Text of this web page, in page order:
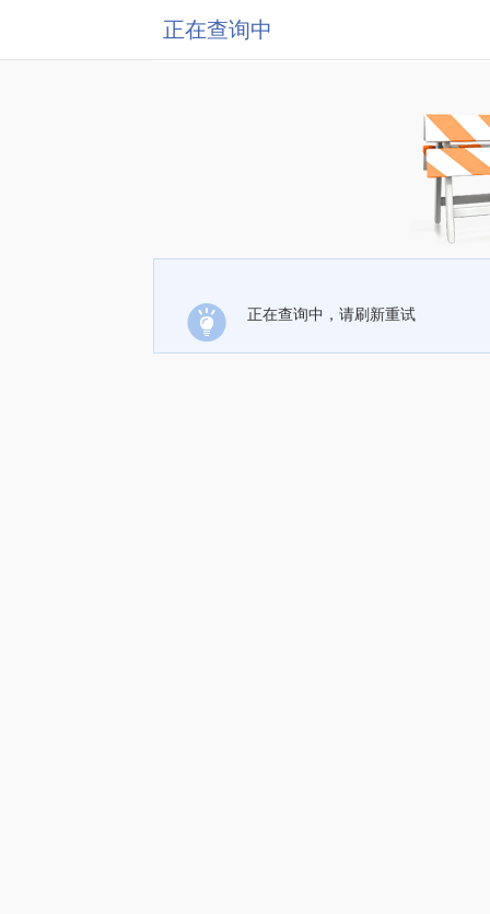
正在查询中
正在查询中，请刷新重试